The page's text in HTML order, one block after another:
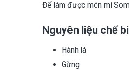
Để làm được món mì
Nguyên liệu chế
Hành lá
Gừng